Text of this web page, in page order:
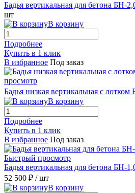
Бадья вертикальная для бетона БН-
шт
В корзину
Подробнее
Купить в 1 клик
В избранное Под заказ
просмотр
Бадья низкая вертикальная с
В корзину
Подробнее
Купить в 1 клик
В избранное Под заказ
Быстрый просмотр
Бадья вертикальная для бетона БН-
52 500 ₽ / шт
В корзину